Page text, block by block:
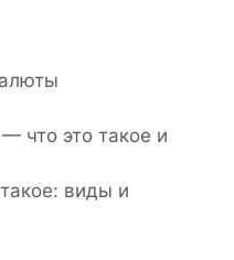
что это такое и
виды и